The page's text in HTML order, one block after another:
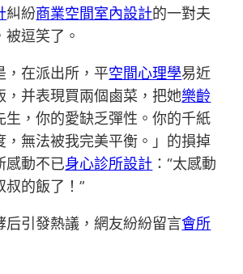
糾紛商業空間室內設計的一對夫
逗笑了。
，在派出所，平空間心理學易近
，并表現買兩個鹵菜，把她樂齡
生，你的愛缺乏彈性。你的千紙
，無法被我完美平衡。」的損掉
感動不已身心診所設計 ：“太感動
叔的飯了！”
后引發熱議，網友紛紛留言會所